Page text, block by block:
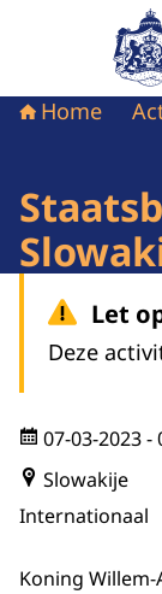
Home
Let
Deze
07-03-2023-
Slowakije
Internationaal
Koning